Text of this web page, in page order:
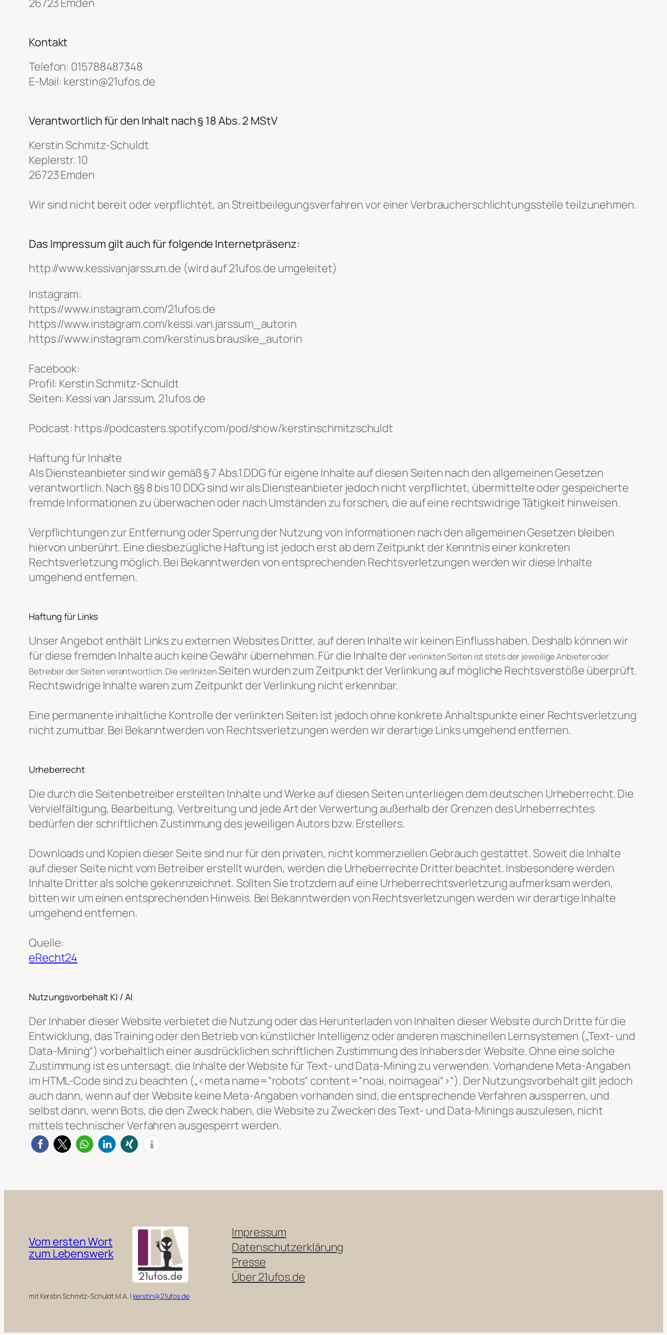
26723 Emden
Kontakt
Telefon: 015788487348
E-Mail: kerstin@21ufos.de
Verantwortlich für den Inhalt nach § 18 Abs. 2 MStV
Kerstin Schmitz-Schuldt
Keplerstr. 10
26723 Emden
Wir sind nicht bereit oder verpflichtet, an Streitbeilegungsverfahren vor einer Verbraucherschlichtungsstelle teilzunehmen.
Das Impressum gilt auch für folgende Internetpräsenz:
http://www.kessivanjarssum.de (wird auf 21ufos.de umgeleitet)
Instagram:
https://www.instagram.com/21ufos.de
https://www.instagram.com/kessi.van.jarssum_autorin
https://www.instagram.com/kerstinus.brausike_autorin
Facebook:
Profil: Kerstin Schmitz-Schuldt
Seiten: Kessi van Jarssum, 21ufos.de
Podcast: https://podcasters.spotify.com/pod/show/kerstinschmitzschuldt
Haftung für Inhalte
Als Diensteanbieter sind wir gemäß § 7 Abs.1 DDG für eigene Inhalte auf diesen Seiten nach den allgemeinen Gesetzen
verantwortlich. Nach §§ 8 bis 10 DDG sind wir als Diensteanbieter jedoch nicht verpflichtet, übermittelte oder gespeicherte
fremde Informationen zu überwachen oder nach Umständen zu forschen, die auf eine rechtswidrige Tätigkeit hinweisen.
Verpflichtungen zur Entfernung oder Sperrung der Nutzung von Informationen nach den allgemeinen Gesetzen bleiben
hiervon unberührt. Eine diesbezügliche Haftung ist jedoch erst ab dem Zeitpunkt der Kenntnis einer konkreten
Rechtsverletzung möglich. Bei Bekanntwerden von entsprechenden Rechtsverletzungen werden wir diese Inhalte
umgehend entfernen.
Haftung für Links
Unser Angebot enthält Links zu externen Websites Dritter, auf deren Inhalte wir keinen Einfluss haben. Deshalb können wir
für diese fremden Inhalte auch keine Gewähr übernehmen. Für die Inhalte derverlinkten Seiten ist stets der jeweilige Anbieter oder
Betreiber der Seiten verantwortlich. Die verlinkten Seiten wurden zum Zeitpunkt der Verlinkung auf mögliche Rechtsverstöße überprüft.
Rechtswidrige Inhalte waren zum Zeitpunkt der Verlinkung nicht erkennbar.
Eine permanente inhaltliche Kontrolle der verlinkten Seiten ist jedoch ohne konkrete Anhaltspunkte einer Rechtsverletzung
nicht zumutbar. Bei Bekanntwerden von Rechtsverletzungen werden wir derartige Links umgehend entfernen.
Urheberrecht
Die durch die Seitenbetreiber erstellten Inhalte und Werke auf diesen Seiten unterliegen dem deutschen Urheberrecht. Die
Vervielfältigung, Bearbeitung, Verbreitung und jede Art der Verwertung außerhalb der Grenzen des Urheberrechtes
bedürfen der schriftlichen Zustimmung des jeweiligen Autors bzw. Erstellers.
Downloads und Kopien dieser Seite sind nur für den privaten, nicht kommerziellen Gebrauch gestattet. Soweit die Inhalte
auf dieser Seite nicht vom Betreiber erstellt wurden, werden die Urheberrechte Dritter beachtet. Insbesondere werden
Inhalte Dritter als solche gekennzeichnet. Sollten Sie trotzdem auf eine Urheberrechtsverletzung aufmerksam werden,
bitten wir um einen entsprechenden Hinweis. Bei Bekanntwerden von Rechtsverletzungen werden wir derartige Inhalte
umgehend entfernen.
Quelle:
eRecht24
Nutzungsvorbehalt KI / AI
Der Inhaber dieser Website verbietet die Nutzung oder das Herunterladen von Inhalten dieser Website durch Dritte für die
Entwicklung, das Training oder den Betrieb von künstlicher Intelligenz oder anderen maschinellen Lernsystemen („Text- und
Data-Mining“) vorbehaltlich einer ausdrücklichen schriftlichen Zustimmung des Inhabers der Website. Ohne eine solche
Zustimmung ist es untersagt, die Inhalte der Website für Text- und Data-Mining zu verwenden. Vorhandene Meta-Angaben
im HTML-Code sind zu beachten („<meta name=“robots“ content=“noai, noimageai“>“). Der Nutzungsvorbehalt gilt jedoch
auch dann, wenn auf der Website keine Meta-Angaben vorhanden sind, die entsprechende Verfahren aussperren, und
selbst dann, wenn Bots, die den Zweck haben, die Website zu Zwecken des Text- und Data-Minings auszulesen, nicht
mittels technischer Verfahren ausgesperrt werden.
Vom ersten Wort
zum Lebenswerk
Impressum
Datenschutzerklärung
Presse
Über 21ufos.de
mit Kerstin Schmitz-Schuldt M.A. | kerstin@21ufos.de